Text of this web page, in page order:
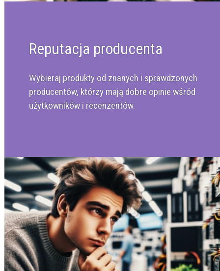
Reputacja producenta
Wybieraj produkty od znanych i sprawdzonych
producentów, którzy mają dobre opinie wśród
użytkowników i recenzentów.